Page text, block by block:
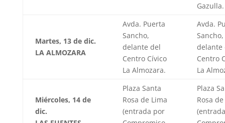
Gazulla.
Martes, 13 de dic.
LA ALMOZARA
Avda. Puerta
Sancho,
delante del
Centro Cívico
La Almozara.
Avda.
Sancho,
delante
Centro
La
Miércoles, 14 de
dic.
Plaza Santa
Rosa de Lima
(entrada por
Plaza
Rosa